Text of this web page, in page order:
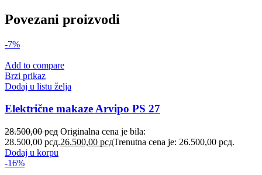
Povezani proizvodi
-7%
Add to compare
Brzi prikaz
Dodaj u listu želja
Električne makaze Arvipo PS 27
28.500,00рсд Originalna cena je bila:
28.500,00 рсд.26.500,00 рсдTrenutna cena je: 26.500,00 рсд.
Dodaj u korpu
-16%